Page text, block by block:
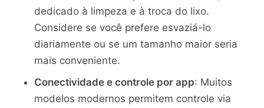
dedicado à limpeza e à troca do lixo.
Considere se você prefere esvaziá-lo
diariamente ou se um tamanho maior seria
mais conveniente.
Conectividade e controle por app: Muitos
modelos modernos permitem controle via